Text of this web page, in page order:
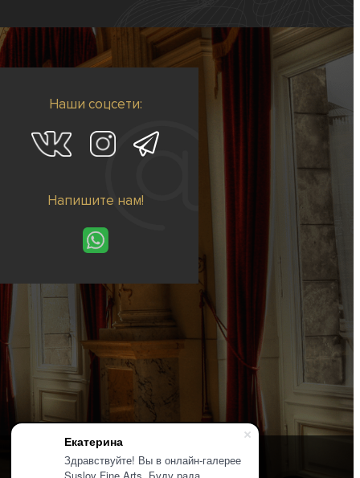
Екатерина
Здравствуйте! Вы в онлайн-галерее
Наши соцсети:
Напишите нам!